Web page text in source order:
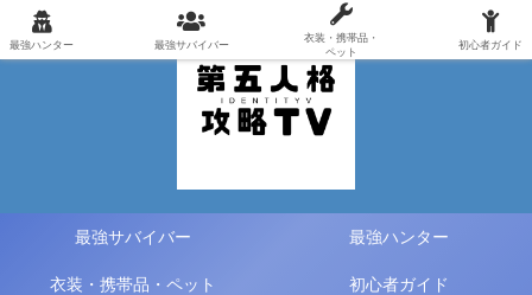
最強サバイバー 最強ハンター
衣装・携帯品・ペット 初心者ガイド
最強ハンター 最強サバイバー
衣装・携帯品・
ペット
初心者ガイド